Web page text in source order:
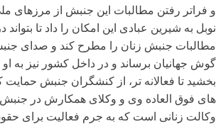
و فراتر رفتن مطالبات این جنبش از مرزهای
نوبل به شیرین عبادی این امکان را داد تا بتواند
مطالبات جنبش زنان را مطرح کند و صدای
گوش جهانیان برساند و در داخل کشور نیز به
بخشید تا فعالانه تر، از کنشگران جنبش حمایت
های فوق العاده وی و وکلای همکارش در
وکالت زنانی است که به جرم فعالیت برای